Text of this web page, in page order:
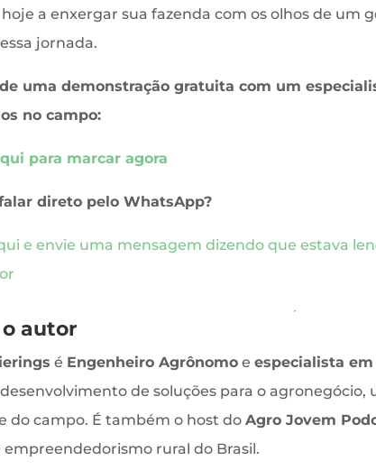
a enxergar sua fazenda com os olhos de um
jornada.
uma demonstração gratuita com um
no campo:
para marcar agora
direto pelo WhatsApp?
e envie uma mensagem dizendo que estava
autor
é Engenheiro Agrônomo eespecialista
de soluções para o agronegócio,
do campo. É também o host doAgro Jovem
empreendedorismo rural do Brasil.